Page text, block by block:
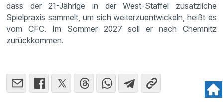
dass der 21-Jährige in der West-Staffel zusätzliche
Spielpraxis sammelt, um sich weiterzuentwickeln, heißt es
vom CFC. Im Sommer 2027 soll er nach Chemnitz
zurückkommen.